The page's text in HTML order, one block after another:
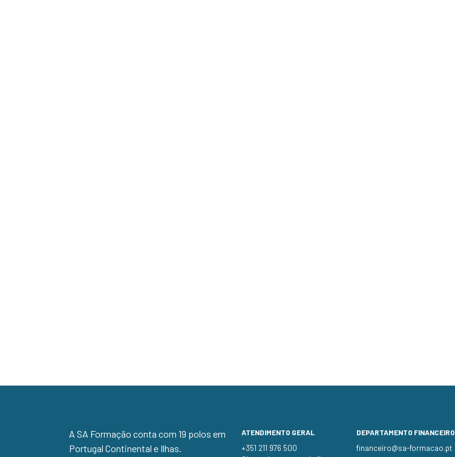
A SA Formação conta com 19 polos em
Portugal Continental e Ilhas.
ATENDIMENTO GERAL
+351 211 976 500
DEPARTAMENTO FINANCEIRO
financeiro@sa-formacao.pt